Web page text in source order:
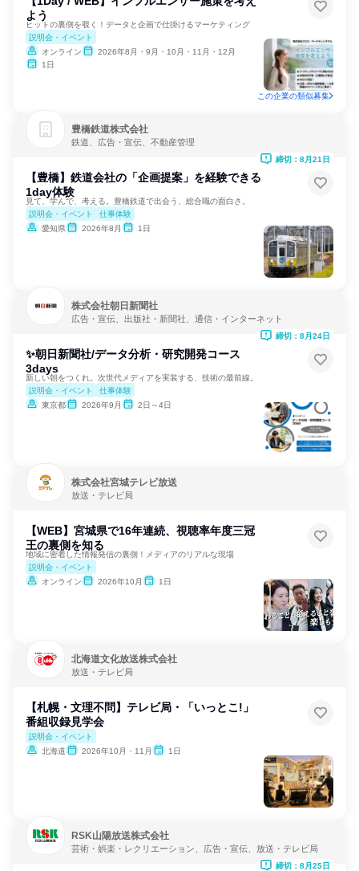
よう
ヒットの裏側を覗く！データと企画で仕掛けるマーケティング
説明会・イベント
オンライン
2026年8月・9月・10月・11月・12月
1日
この企業の類似募集
豊橋鉄道株式会社
鉄道、広告・宣伝、不動産管理
【豊橋】鉄道会社の「企画提案」を経験できる
1day体験
見て、学んで、考える。豊橋鉄道で出会う、総合職の面白さ。
説明会・イベント
仕事体験
愛知県
2026年8月 1日
締切：8月21日
株式会社朝日新聞社
広告・宣伝、出版社・新聞社、通信・インターネット
✨朝日新聞社/データ分析・研究開発コース
3days
新しい朝をつくれ。次世代メディアを実装する、技術の最前線。
説明会・イベント
仕事体験
東京都
2026年9月 2日～4日
締切：8月24日
株式会社宮城テレビ放送
放送・テレビ局
【WEB】宮城県で16年連続、視聴率年度三冠
王の裏側を知る
地域に密着した情報発信の裏側！メディアのリアルな現場
説明会・イベント
オンライン
2026年10月 1日
北海道文化放送株式会社
放送・テレビ局
【札幌・文理不問】テレビ局・「いっとこ!」
番組収録見学会
説明会・イベント
北海道
2026年10月・11月 1日
RSK山陽放送株式会社
芸術・娯楽・レクリエーション、広告・宣伝、放送・テレビ局
締切：8月25日